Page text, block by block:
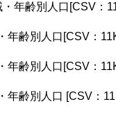
年齢別人口[CSV：
年齢別人口[CSV：
年齢別人口[CSV：
年齢別人口 [CSV：